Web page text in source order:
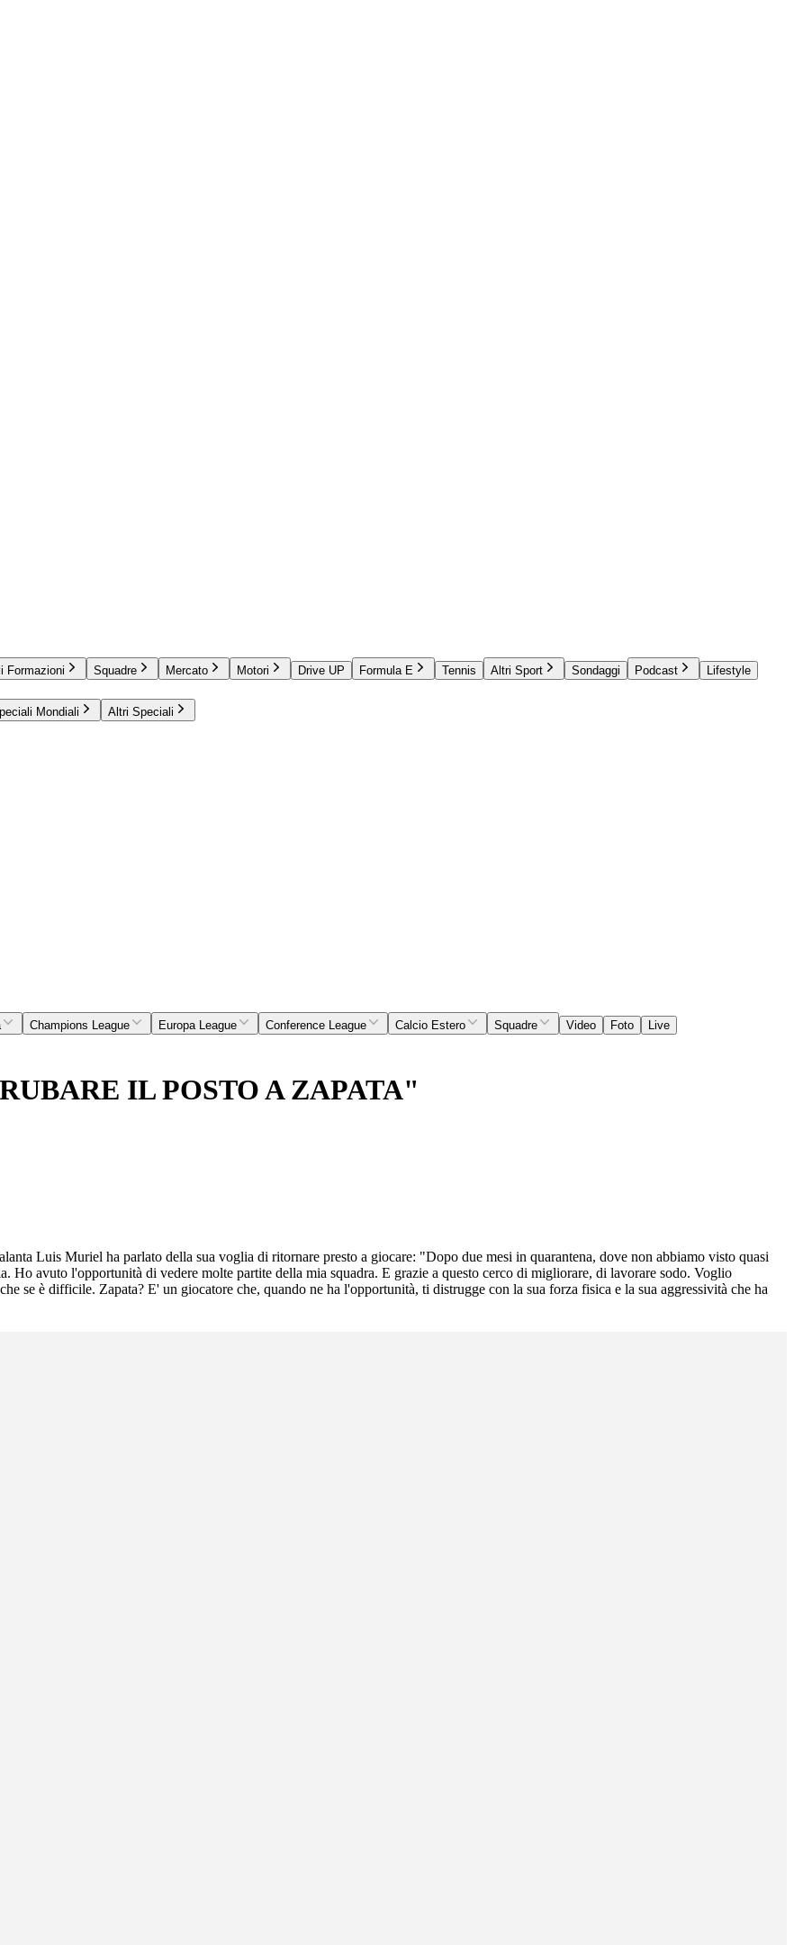
Formazioni Squadre Mercato Motori Drive UP Formula E Tennis Altri Sport Sondaggi Podcast
Lifestyle
Mondiali Altri Speciali
Champions League Europa League Conference League Calcio Estero Squadre Video Foto
Live
IL POSTO A ZAPATA"
Luis Muriel ha parlato della sua voglia di ritornare presto a giocare: "Dopo due mesi in quarantena, dove non abbiamo visto quasi
Ho avuto l'opportunità di vedere molte partite della mia squadra. E grazie a questo cerco di migliorare, di lavorare sodo. Voglio
se è difficile. Zapata? E' un giocatore che, quando ne ha l'opportunità, ti distrugge con la sua forza fisica e la sua aggressività che ha